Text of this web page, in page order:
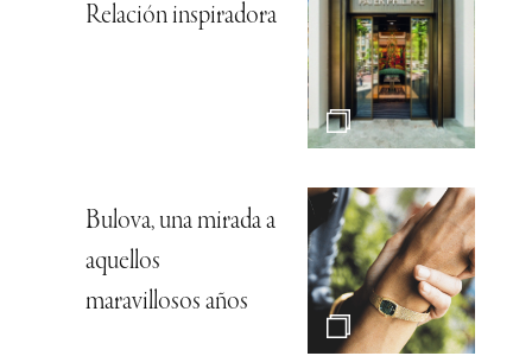
Relación inspiradora
Bulova, una mirada a
aquellos
maravillosos años